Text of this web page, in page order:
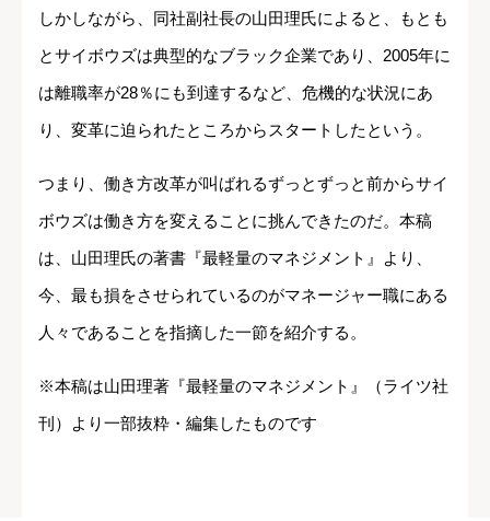
しかしながら、同社副社長の山田理氏によると、もとも
とサイボウズは典型的なブラック企業であり、2005年に
は離職率が28％にも到達するなど、危機的な状況にあ
り、変革に迫られたところからスタートしたという。
つまり、働き方改革が叫ばれるずっとずっと前からサイ
ボウズは働き方を変えることに挑んできたのだ。本稿
は、山田理氏の著書『最軽量のマネジメント』より、
今、最も損をさせられているのがマネージャー職にある
人々であることを指摘した一節を紹介する。
※本稿は山田理著『最軽量のマネジメント』（ライツ社
刊）より一部抜粋・編集したものです